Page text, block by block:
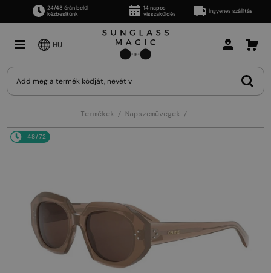
24/48 órán belül
kézbesítünk
14 napos
visszaküldés
Ingyenes szállítás
HU
Termékek Napszemüvegek
48/72